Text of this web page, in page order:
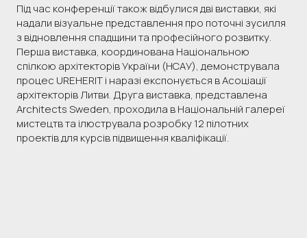
Під час конференції також відбулися дві виставки, які
надали візуальне представлення про поточні зусилля
з відновлення спадщини та професійного розвитку.
Перша виставка, координована Національною
спілкою архітекторів України (НСАУ), демонструвала
процес UREHERIT і наразі експонується в Асоціації
архітекторів Литви. Друга виставка, представлена
Architects Sweden, проходила в Національній галереї
мистецтв та ілюструвала розробку 12 пілотних
проектів для курсів підвищення кваліфікації.